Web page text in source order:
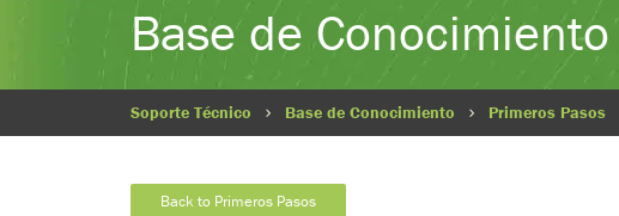
Base de Conocimiento
Soporte Técnico Base de Conocimiento Primeros Pasos
Back to Primeros Pasos